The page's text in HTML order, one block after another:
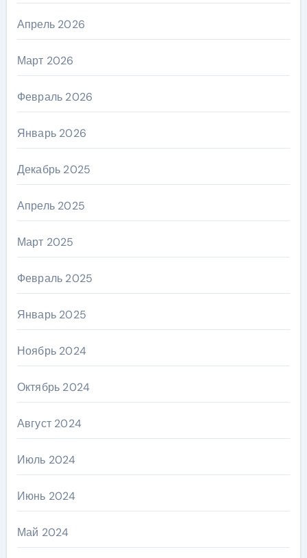
Апрель 2026
Март 2026
Февраль 2026
Январь 2026
Декабрь 2025
Апрель 2025
Март 2025
Февраль 2025
Январь 2025
Ноябрь 2024
Октябрь 2024
Август 2024
Июль 2024
Июнь 2024
Май 2024